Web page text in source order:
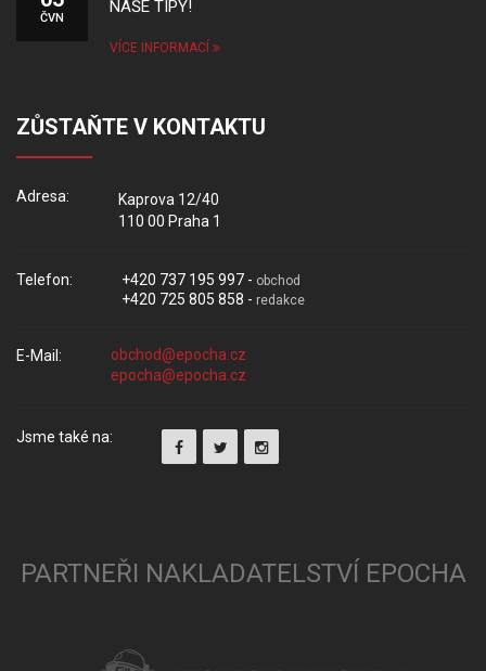
ČVN
NAŠE TIPY!
VÍCE INFORMACÍ
ZŮSTAŇTE V KONTAKTU
Adresa:
Kaprova 12/40
110 00 Praha 1
Telefon: +420 737 195 997 - obchod
+420 725 805 858 - redakce
E-Mail:
Jsme také na:
PARTNEŘI NAKLADATELSTVÍ EPOCHA